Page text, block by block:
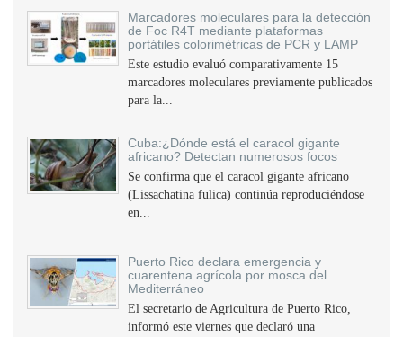
Marcadores moleculares para la detección
de Foc R4T mediante plataformas
portátiles colorimétricas de PCR y LAMP
Este estudio evaluó comparativamente 15
marcadores moleculares previamente publicados
para la...
Cuba:¿Dónde está el caracol gigante
africano? Detectan numerosos focos
Se confirma que el caracol gigante africano
(Lissachatina fulica) continúa reproduciéndose
en...
Puerto Rico declara emergencia y
cuarentena agrícola por mosca del
Mediterráneo
El secretario de Agricultura de Puerto Rico,
informó este viernes que declaró una